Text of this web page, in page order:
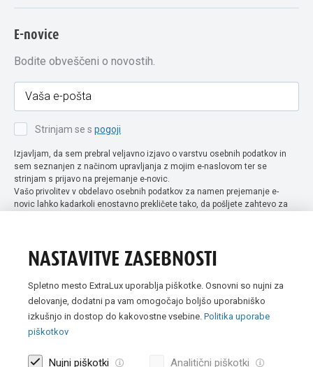
E-novice
Bodite obveščeni o novostih.
Strinjam se s pogoji
Izjavljam, da sem prebral veljavno izjavo o varstvu osebnih podatkov in
sem seznanjen z načinom upravljanja z mojim e-naslovom ter se
strinjam s prijavo na prejemanje e-novic.
Vašo privolitev v obdelavo osebnih podatkov za namen prejemanje e-
novic lahko kadarkoli enostavno prekličete tako, da pošljete zahtevo za
NASTAVITVE ZASEBNOSTI
Spletno mesto ExtraLux uporablja piškotke. Osnovni so nujni za
delovanje, dodatni pa vam omogočajo boljšo uporabniško
izkušnjo in dostop do kakovostne vsebine. Politika uporabe
piškotkov
Nujni piškotki Analitični piškotki